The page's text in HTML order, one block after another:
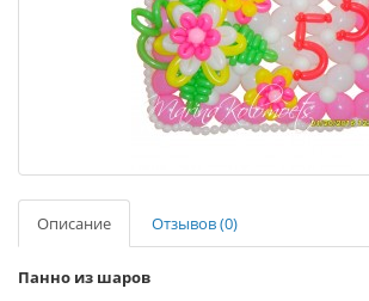
Описание Отзывов (0)
Панно из шаров